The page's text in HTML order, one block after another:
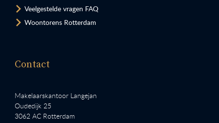
Veelgestelde vragen FAQ
Woontorens Rotterdam
Contact
Makelaarskantoor Langejan
Oudedijk 25
3062 AC Rotterdam